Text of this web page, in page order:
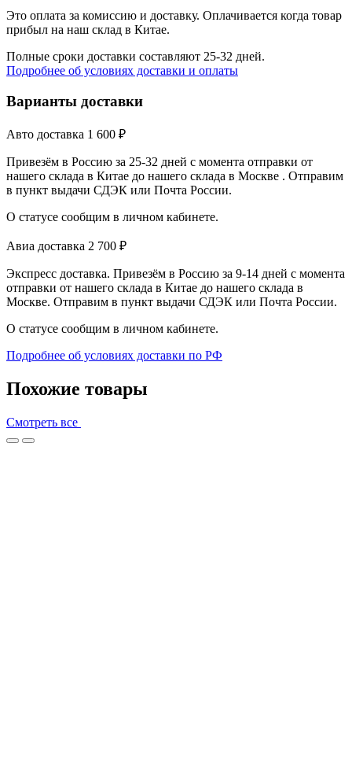
Это оплата за комиссию и доставку. Оплачивается когда товар
прибыл на наш склад в Китае.
Полные сроки доставки составляют 25-32 дней.
Подробнее об условиях доставки и оплаты
Варианты доставки
Авто доставка 1 600 ₽
Привезём в Россию за 25-32 дней с момента отправки от
нашего склада в Китае до нашего склада в Москве . Отправим
в пункт выдачи СДЭК или Почта России.
О статусе сообщим в личном кабинете.
Авиа доставка 2 700 ₽
Экспресс доставка. Привезём в Россию за 9-14 дней с момента
отправки от нашего склада в Китае до нашего склада в
Москве. Отправим в пункт выдачи СДЭК или Почта России.
О статусе сообщим в личном кабинете.
Подробнее об условиях доставки по РФ
Похожие товары
Смотреть все